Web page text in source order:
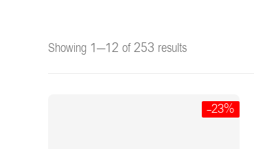
Showing 1–12 of 253 results
-23%